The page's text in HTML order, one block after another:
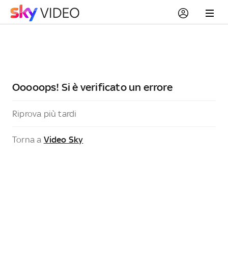
Ooooops! Si è verificato un errore
Riprova più tardi
Torna a Video Sky